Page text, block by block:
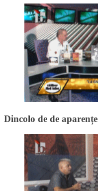
Dincolo de de aparențe